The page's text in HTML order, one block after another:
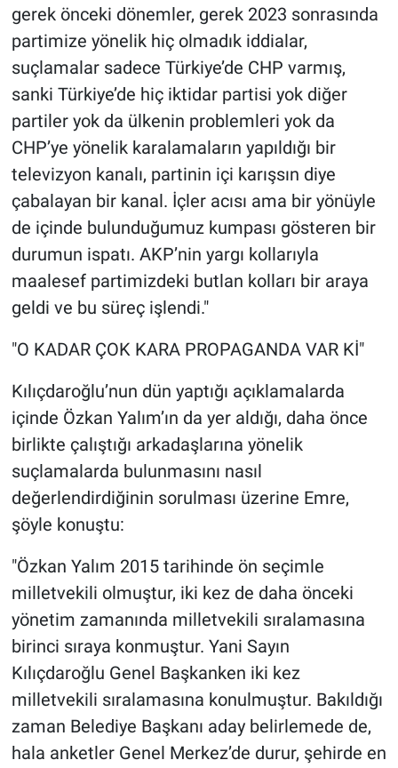
gerek önceki dönemler, gerek 2023 sonrasında
partimize yönelik hiç olmadık iddialar,
suçlamalar sadece Türkiye’de CHP varmış,
sanki Türkiye’de hiç iktidar partisi yok diğer
partiler yok da ülkenin problemleri yok da
CHP’ye yönelik karalamaların yapıldığı bir
televizyon kanalı, partinin içi karışsın diye
çabalayan bir kanal. İçler acısı ama bir yönüyle
de içinde bulunduğumuz kumpası gösteren bir
durumun ispatı. AKP’nin yargı kollarıyla
maalesef partimizdeki butlan kolları bir araya
geldi ve bu süreç işlendi."
"O KADAR ÇOK KARA PROPAGANDA VAR Kİ"
Kılıçdaroğlu’nun dün yaptığı açıklamalarda
içinde Özkan Yalım’ın da yer aldığı, daha önce
birlikte çalıştığı arkadaşlarına yönelik
suçlamalarda bulunmasını nasıl
değerlendirdiğinin sorulması üzerine Emre,
şöyle konuştu:
"Özkan Yalım 2015 tarihinde ön seçimle
milletvekili olmuştur, iki kez de daha önceki
yönetim zamanında milletvekili sıralamasına
birinci sıraya konmuştur. Yani Sayın
Kılıçdaroğlu Genel Başkanken iki kez
milletvekili sıralamasına konulmuştur. Bakıldığı
zaman Belediye Başkanı aday belirlemede de,
hala anketler Genel Merkez’de durur, şehirde en